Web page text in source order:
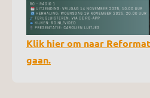
Klik hier om naar
gaan.